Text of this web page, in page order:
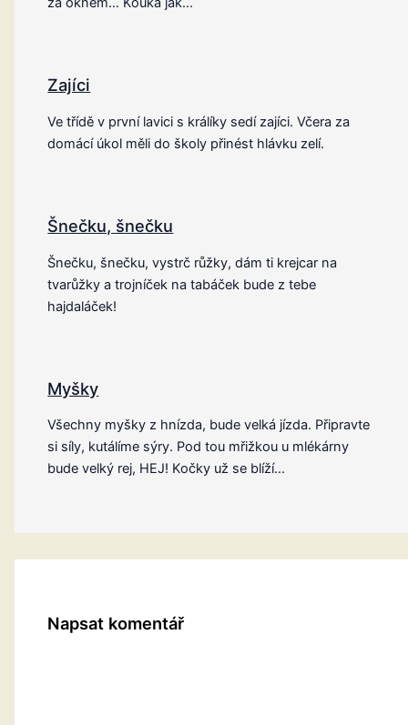
Zajíci
Ve třídě v první lavici s králíky sedí zajíci. Včera za
domácí úkol měli do školy přinést hlávku zelí.
Šnečku, šnečku
Šnečku, šnečku, vystrč růžky, dám ti krejcar na
tvarůžky a trojníček na tabáček bude z tebe
hajdaláček!
Myšky
Všechny myšky z hnízda, bude velká jízda. Připravte
si síly, kutálíme sýry. Pod tou mřižkou u mlékárny
bude velký rej, HEJ! Kočky už se blíží…
Napsat komentář